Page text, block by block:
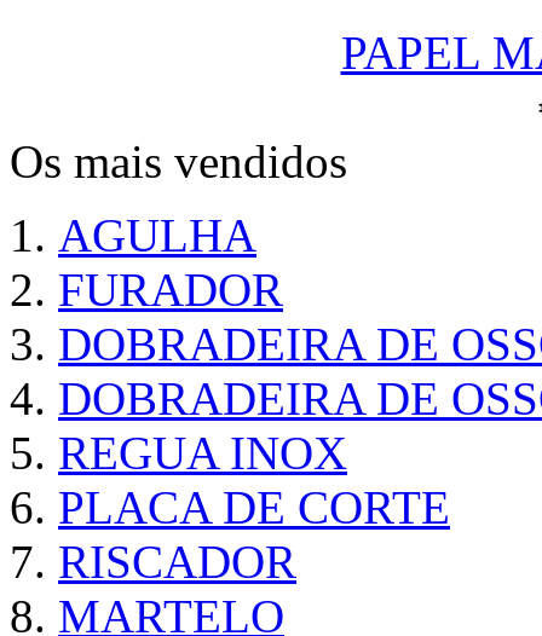
PAPEL
Os mais vendidos
AGULHA
FURADOR
DOBRADEIRA DE
DOBRADEIRA DE
REGUA INOX
PLACA DE CORTE
RISCADOR
MARTELO